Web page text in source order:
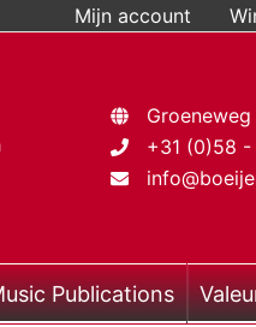
Mijn account
+31 (0)58
Publications